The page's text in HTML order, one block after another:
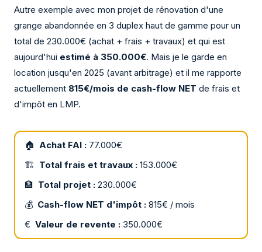
Autre exemple avec mon projet de rénovation d'une
grange abandonnée en 3 duplex haut de gamme pour un
total de 230.000€ (achat + frais + travaux) et qui est
aujourd'hui estimé à 350.000€. Mais je le garde en
location jusqu'en 2025 (avant arbitrage) et il me rapporte
actuellement 815€/mois de cash-flow NET de frais et
d'impôt en LMP.
🏠 Achat FAI : 77.000€
🏗 Total frais et travaux : 153.000€
🏦 Total projet : 230.000€
💰 Cash-flow NET d'impôt : 815€ / mois
€ Valeur de revente : 350.000€